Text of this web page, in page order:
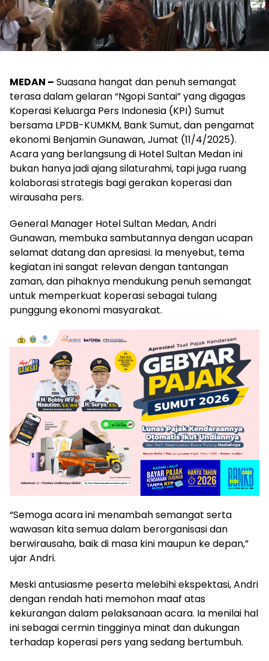
MEDAN – Suasana hangat dan penuh semangat
terasa dalam gelaran “Ngopi Santai” yang digagas
Koperasi Keluarga Pers Indonesia (KPI) Sumut
bersama LPDB-KUMKM, Bank Sumut, dan pengamat
ekonomi Benjamin Gunawan, Jumat (11/4/2025).
Acara yang berlangsung di Hotel Sultan Medan ini
bukan hanya jadi ajang silaturahmi, tapi juga ruang
kolaborasi strategis bagi gerakan koperasi dan
wirausaha pers.
General Manager Hotel Sultan Medan, Andri
Gunawan, membuka sambutannya dengan ucapan
selamat datang dan apresiasi. Ia menyebut, tema
kegiatan ini sangat relevan dengan tantangan
zaman, dan pihaknya mendukung penuh semangat
untuk memperkuat koperasi sebagai tulang
punggung ekonomi masyarakat.
“Semoga acara ini menambah semangat serta
wawasan kita semua dalam berorganisasi dan
berwirausaha, baik di masa kini maupun ke depan,”
ujar Andri.
Meski antusiasme peserta melebihi ekspektasi, Andri
dengan rendah hati memohon maaf atas
kekurangan dalam pelaksanaan acara. Ia menilai hal
ini sebagai cermin tingginya minat dan dukungan
terhadap koperasi pers yang sedang bertumbuh.